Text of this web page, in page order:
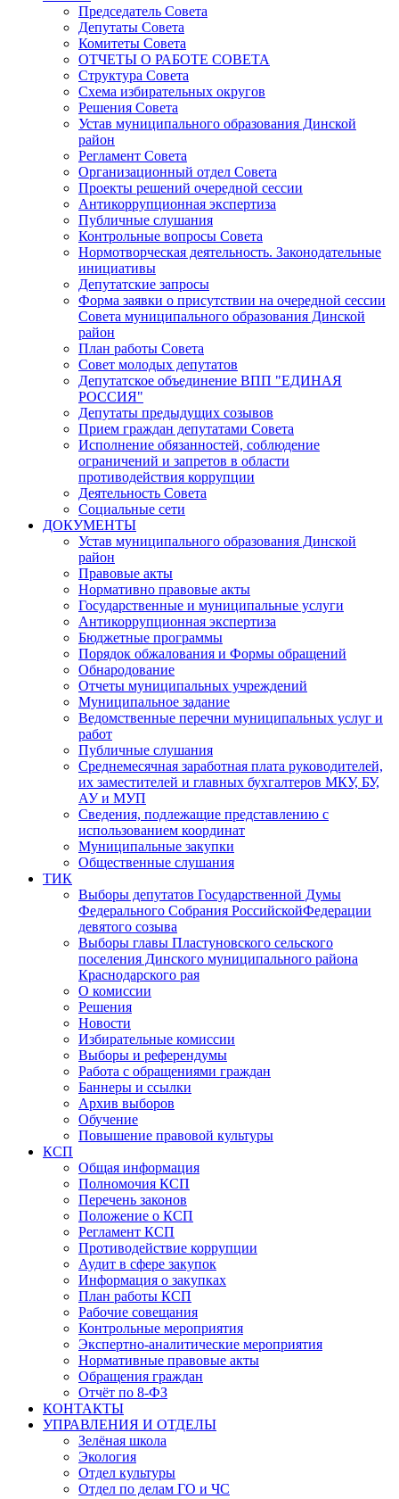
Председатель Совета
Депутаты Совета
Комитеты Совета
ОТЧЕТЫ О РАБОТЕ СОВЕТА
Структура Совета
Схема избирательных округов
Решения Совета
Устав муниципального образования Динской
район
Регламент Совета
Организационный отдел Совета
Проекты решений очередной сессии
Антикоррупционная экспертиза
Публичные слушания
Контрольные вопросы Совета
Нормотворческая деятельность. Законодательные
инициативы
Депутатские запросы
Форма заявки о присутствии на очередной сессии
Совета муниципального образования Динской
район
План работы Совета
Совет молодых депутатов
Депутатское объединение ВПП "ЕДИНАЯ
РОССИЯ"
Депутаты предыдущих созывов
Прием граждан депутатами Совета
Исполнение обязанностей, соблюдение
ограничений и запретов в области
противодействия коррупции
Деятельность Совета
Социальные сети
ДОКУМЕНТЫ
Устав муниципального образования Динской
район
Правовые акты
Нормативно правовые акты
Государственные и муниципальные услуги
Антикоррупционная экспертиза
Бюджетные программы
Порядок обжалования и Формы обращений
Обнародование
Отчеты муниципальных учреждений
Муниципальное задание
Ведомственные перечни муниципальных услуг и
работ
Публичные слушания
Среднемесячная заработная плата руководителей,
их заместителей и главных бухгалтеров МКУ, БУ,
АУ и МУП
Сведения, подлежащие представлению с
использованием координат
Муниципальные закупки
Общественные слушания
ТИК
Выборы депутатов Государственной Думы
Федерального Собрания РоссийскойФедерации
девятого созыва
Выборы главы Пластуновского сельского
поселения Динского муниципального района
Краснодарского рая
О комиссии
Решения
Новости
Избирательные комиссии
Выборы и референдумы
Работа с обращениями граждан
Баннеры и ссылки
Архив выборов
Обучение
Повышение правовой культуры
КСП
Общая информация
Полномочия КСП
Перечень законов
Положение о КСП
Регламент КСП
Противодействие коррупции
Аудит в сфере закупок
Информация о закупках
План работы КСП
Рабочие совещания
Контрольные мероприятия
Экспертно-аналитические мероприятия
Нормативные правовые акты
Обращения граждан
Отчёт по 8-ФЗ
КОНТАКТЫ
УПРАВЛЕНИЯ И ОТДЕЛЫ
Зелёная школа
Экология
Отдел культуры
Отдел по делам ГО и ЧС